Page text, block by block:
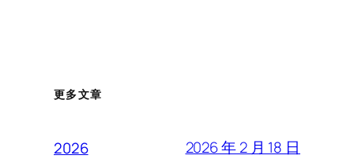
更多文章
2026 2026 年 2 月 18 日